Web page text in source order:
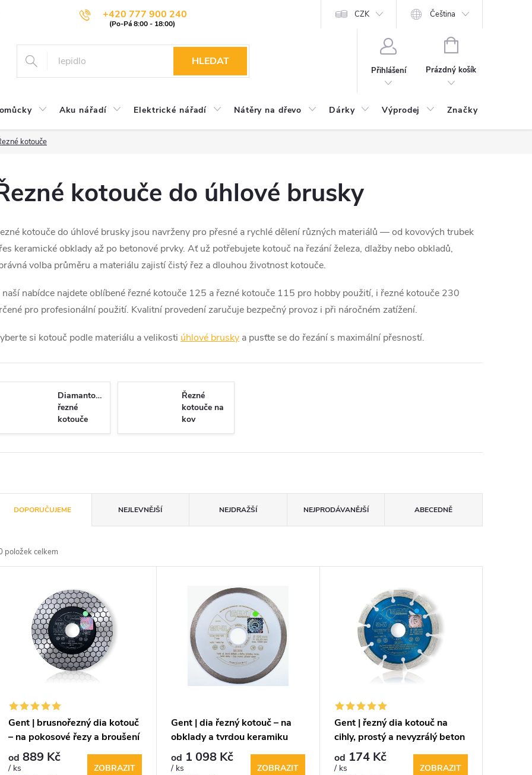
+420 777 900 240 CZK Čeština
HLEDAT
Přihlášení
NÁKUPNÍ
Prázdný košík
Aku nářadí Elektrické nářadí Nátěry na dřevo Dárky Výprodej Značky
kotouče
kotouče do úhlové brusky
kotouče do úhlové brusky jsou navrženy pro přesné a rychlé dělení různých materiálů — od kovových trubek
keramické obklady až po betonové prvky. Ať už potřebujete kotouč na řezání železa, dlažby nebo obkladů,
volba průměru a materiálu zajistí čistý řez a dlouhou životnost kotouče.
naší nabídce najdete oblíbené řezné kotouče 125 a řezné kotouče 115 pro hobby použití, i řezné kotouče 230
pro profesionální použití. Kvalitní provedení zaručuje bezpečný provoz i při náročném zatížení.
si kotouč podle materiálu a velikosti úhlové brusky a pusťte se do řezání s maximální přesností.
Diamantové
řezné
kotouče
Řezné
kotouče na
kov
DOPORUČUJEME NEJLEVNĚJŠÍ NEJDRAŽŠÍ NEJPRODÁVANĚJŠÍ ABECEDNĚ
položek celkem
Gent | brusnořezný dia kotouč
– na pokosové řezy a broušení
hran (2v1)
od 889 Kč
/ ks ZOBRAZIT
Gent | dia řezný kotouč – na
obklady a tvrdou keramiku
od 1 098 Kč
/ ks ZOBRAZIT
Gent | řezný dia kotouč na
cihly, prostý a nevyzrálý beton
od 174 Kč
/ ks ZOBRAZIT